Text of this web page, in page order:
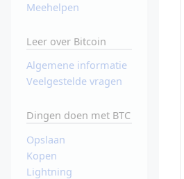
Meehelpen
Leer over Bitcoin
Algemene informatie
Veelgestelde vragen
Dingen doen met BTC
Opslaan
Kopen
Lightning